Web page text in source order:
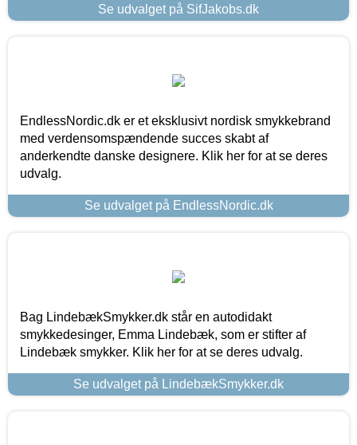
Se udvalget på SifJakobs.dk
EndlessNordic.dk er et eksklusivt nordisk smykkebrand
med verdensomspændende succes skabt af
anderkendte danske designere. Klik her for at se deres
udvalg.
Se udvalget på EndlessNordic.dk
Bag LindebækSmykker.dk står en autodidakt
smykkedesinger, Emma Lindebæk, som er stifter af
Lindebæk smykker. Klik her for at se deres udvalg.
Se udvalget på LindebækSmykker.dk